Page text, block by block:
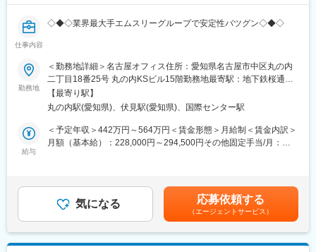
・スーパーフレックス制度があり、ワークライフバランスの実現
・産前産後休暇それぞれ8週間（妊娠中時短勤務あり）／子供が3
歳になるまで育児休業取得可能。育休所得者は平成29年12月現在
では90名。
・経験豊富な社員に相談できる職場の相談窓口あり。
・女性管理職55％（日本平均12％）と女性が長く働きやすい環境
が整っています。
製薬企業から「プリファードSMO」として第一選択肢に指名され
ており、業界内での信頼があります。日本の三大疾病の筆頭とし
て治験薬や治療法が開発されるがん分野においては、治験実施に
仕事内容
◇◆◇業界最大手エムスリーグループで安定性バツグン◇◆◇
主に豊田市・蒲郡市を中心にご担当いただきます。
3か月間の研修終了後からはマイカーでの直行直帰OK！
担当いただく施設は、ご自宅からの通勤時間も考慮させていただ
きます。
■業務詳細：
・患者（被験者）様への治験実施内容の説明補助・スケジュール
携わるチームの調整など
勤務地
＜勤務地詳細＞名古屋オフィス住所：愛知県名古屋市中区丸の内
二丁目18番25号 丸の内KSビル15階勤務地最寄駅：地下鉄桜通
線・鶴舞線／丸の内駅受動喫煙対策：屋内全面禁煙変更の範囲：
会社の定める事業所
【最寄り駅】
丸の内駅(愛知県)、伏見駅(愛知県)、国際センター駅
給与
＜予定年収＞442万円～564万円＜賃金形態＞月給制＜賃金内訳＞
月額（基本給）：228,000円～294,500円その他固定手当/月：
業手当＞有＜給与補足＞■昇給：年1回■賞与：年2回※基本給×3.4
ヶ月（夏冬2回の合計）■交通費別途支給（月上限5万円）■残業30
時間を超過した場合は別途時間外手当を支給致いたします。※全社
平均残業時間：月13時間賃金はあくまでも目安の金額であり、選
考を通じて上下する可能性があります。月給(月額)は固定手当を含
気になる 応募依頼する
（エージェントサービス）